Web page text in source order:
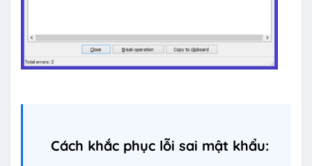
Cách khắc phục lỗi sai mật khẩu: